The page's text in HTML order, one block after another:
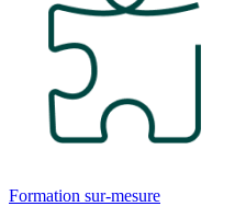
Formation sur-mesure